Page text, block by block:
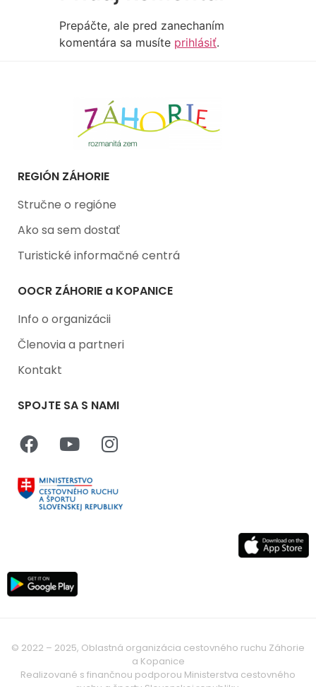
Prepáčte, ale pred zanechaním
komentára sa musíte prihlásiť.
REGIÓN ZÁHORIE
Stručne o regióne
Ako sa sem dostať
Turistické informačné centrá
OOCR ZÁHORIE a KOPANICE
Info o organizácii
Členovia a partneri
Kontakt
SPOJTE SA S NAMI
© 2022 – 2025, Oblastná organizácia cestovného ruchu Záhorie
a Kopanice
Realizované s finančnou podporou Ministerstva cestovného